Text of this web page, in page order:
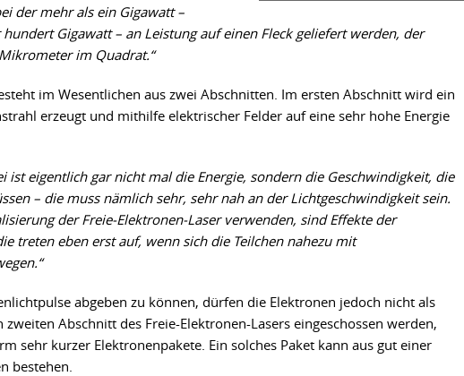
der mehr als ein Gigawatt –
Gigawatt – an Leistung auf einen Fleck geliefert werden, der
im Quadrat.“
im Wesentlichen aus zwei Abschnitten. Im ersten Abschnitt wird ein
erzeugt und mithilfe elektrischer Felder auf eine sehr hohe Energie
ist eigentlich gar nicht mal die Energie, sondern die Geschwindigkeit, die
– die muss nämlich sehr, sehr nah an der Lichtgeschwindigkeit sein.
der Freie-Elektronen-Laser verwenden, sind Effekte der
treten eben erst auf, wenn sich die Teilchen nahezu mit
abgeben zu können, dürfen die Elektronen jedoch nicht als
Abschnitt des Freie-Elektronen-Lasers eingeschossen werden,
sehr kurzer Elektronenpakete. Ein solches Paket kann aus gut einer
bestehen.